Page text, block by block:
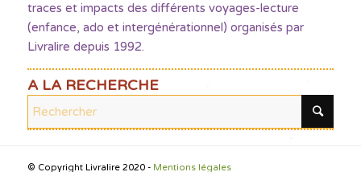
traces et impacts des différents voyages-lecture
(enfance, ado et intergénérationnel) organisés par
Livralire depuis 1992.
A LA RECHERCHE
© Copyright Livralire 2020 - Mentions légales